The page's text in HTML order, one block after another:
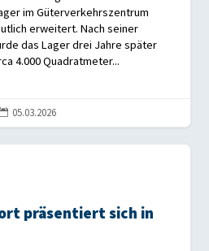
im Güterverkehrszentrum
erweitert. Nach seiner
das Lager drei Jahre später
4.000 Quadratmeter...
05.03.2026
präsentiert sich in